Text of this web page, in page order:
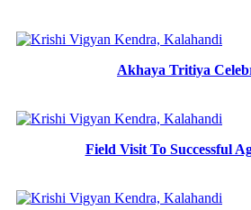
Akhaya Tritiya
Field Visit To Successful